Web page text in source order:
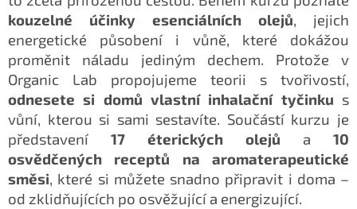
kouzelné účinky esenciálních olejů, jejich
energetické působení i vůně, které dokážou
proměnit náladu jediným dechem. Protože v
Organic Lab propojujeme teorii s tvořivostí,
odnesete si domů vlastní inhalační tyčinku s
vůní, kterou si sami sestavíte. Součástí kurzu je
představení 17 éterických olejů a 10
osvědčených receptů na aromaterapeutické
směsi, které si můžete snadno připravit i doma –
od zklidňujících po osvěžující a energizující.